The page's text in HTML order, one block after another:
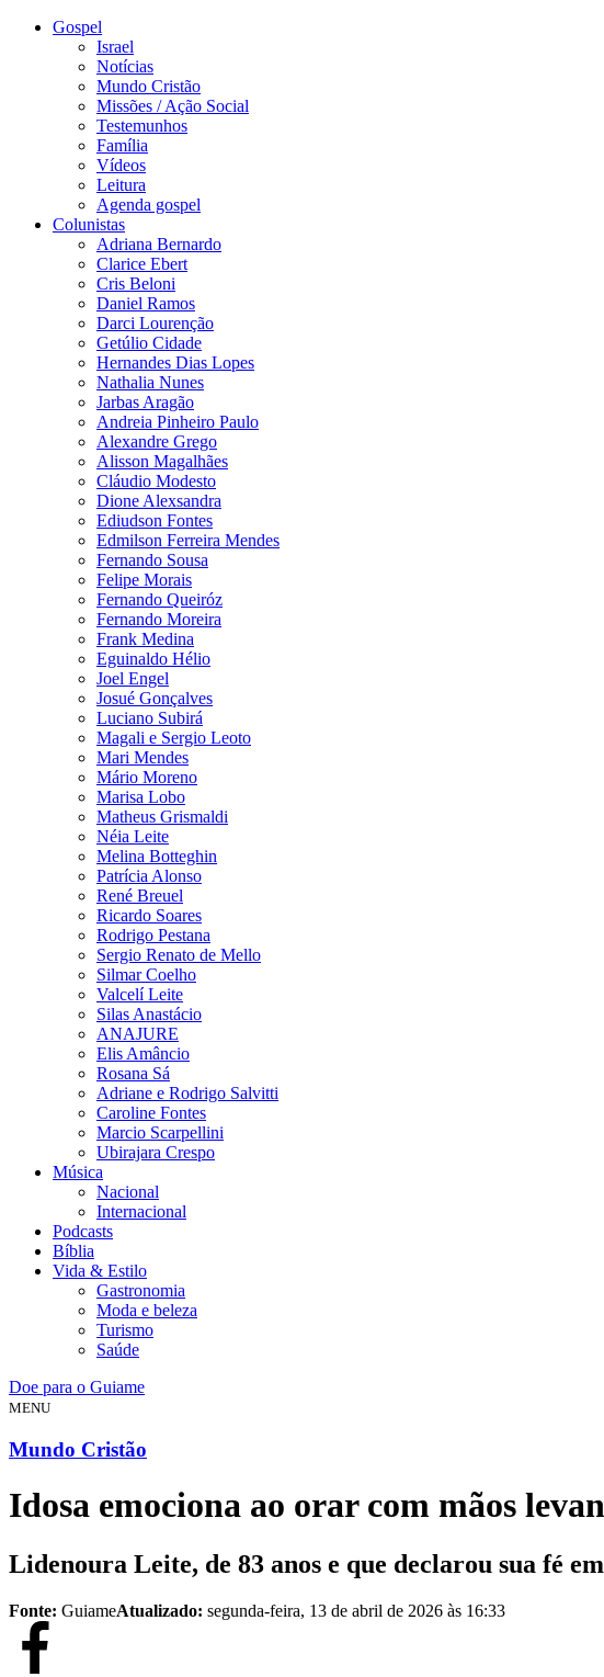
Gospel
Israel
Notícias
Mundo Cristão
Missões / Ação Social
Testemunhos
Família
Vídeos
Leitura
Agenda gospel
Colunistas
Adriana Bernardo
Clarice Ebert
Cris Beloni
Daniel Ramos
Darci Lourenção
Getúlio Cidade
Hernandes Dias Lopes
Nathalia Nunes
Jarbas Aragão
Andreia Pinheiro Paulo
Alexandre Grego
Alisson Magalhães
Cláudio Modesto
Dione Alexsandra
Ediudson Fontes
Edmilson Ferreira Mendes
Fernando Sousa
Felipe Morais
Fernando Queiróz
Fernando Moreira
Frank Medina
Eguinaldo Hélio
Joel Engel
Josué Gonçalves
Luciano Subirá
Magali e Sergio Leoto
Mari Mendes
Mário Moreno
Marisa Lobo
Matheus Grismaldi
Néia Leite
Melina Botteghin
Patrícia Alonso
René Breuel
Ricardo Soares
Rodrigo Pestana
Sergio Renato de Mello
Silmar Coelho
Valcelí Leite
Silas Anastácio
ANAJURE
Elis Amâncio
Rosana Sá
Adriane e Rodrigo Salvitti
Caroline Fontes
Marcio Scarpellini
Ubirajara Crespo
Música
Nacional
Internacional
Podcasts
Bíblia
Vida & Estilo
Gastronomia
Moda e beleza
Turismo
Saúde
Doe para o Guiame
MENU
Mundo Cristão
Idosa emociona ao orar com mãos
Lidenoura Leite, de 83 anos e que declarou sua fé
Fonte: GuiameAtualizado: segunda-feira, 13 de abril de 2026 às 16:33